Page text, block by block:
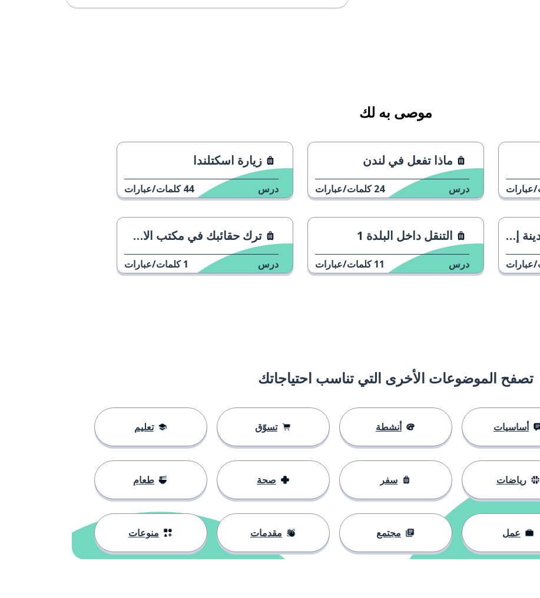
موصى به لك
عبارات
ماذا تفعل في لندن
درس 24 كلمات/عبارات
زيارة اسكتلندا
درس 44 كلمات/عبارات
عبارات
التنقل داخل البلدة 1
درس 11 كلمات/عبارات
ترك حقائبك في مكتب الاستقبال
درس 1 كلمات/عبارات
تصفح الموضوعات الأخرى التي تناسب احتياجاتك
أساسيات أنشطة تسوّق تعليم
رياضات سفر صحة طعام
عمل مجتمع مقدمات منوعات